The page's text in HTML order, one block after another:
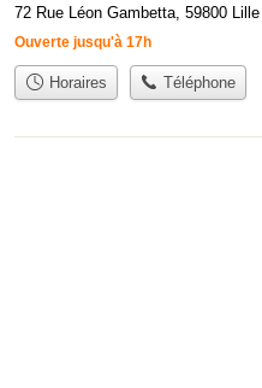
72 Rue Léon Gambetta, 59800 Lille
Ouverte jusqu'à 17h
Horaires Téléphone